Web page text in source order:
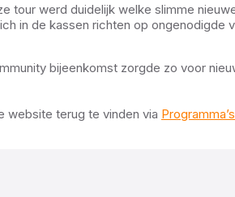
tour werd duidelijk welke slimme
in de kassen richten op ongenodigde
bijeenkomst zorgde zo voor
website terug te vinden via